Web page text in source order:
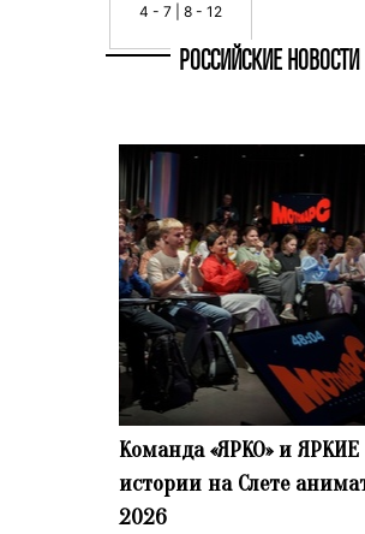
4 - 7 | 8 - 12
РОССИЙСКИЕ НОВОСТИ
Команда «ЯРКО» и ЯРКИЕ
истории на Слете
2026